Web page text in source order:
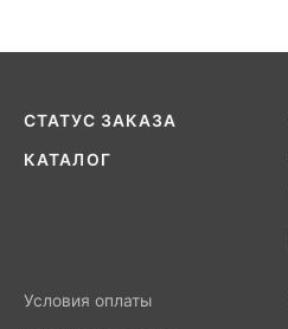
СТАТУС ЗАКАЗА
КАТАЛОГ
Условия оплаты